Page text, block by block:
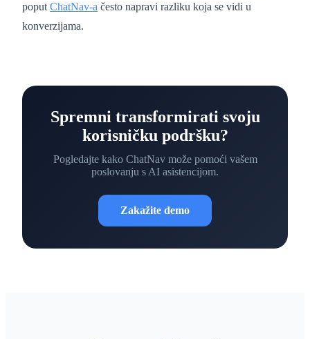
poput ChatNav-a često napravi razliku koja se vidi u
konverzijama.
Spremni transformirati svoju
korisničku podršku?
Pogledajte kako ChatNav može pomoći vašem
poslovanju s AI asistencijom.
Zakažite demo